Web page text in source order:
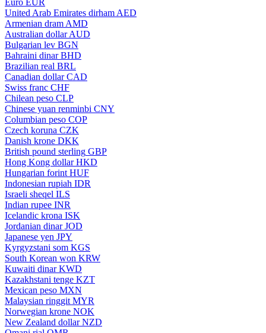
Euro EUR
United Arab Emirates dirham AED
Armenian dram AMD
Australian dollar AUD
Bulgarian lev BGN
Bahraini dinar BHD
Brazilian real BRL
Canadian dollar CAD
Swiss franc CHF
Chilean peso CLP
Chinese yuan renminbi CNY
Columbian peso COP
Czech koruna CZK
Danish krone DKK
British pound sterling GBP
Hong Kong dollar HKD
Hungarian forint HUF
Indonesian rupiah IDR
Israeli sheqel ILS
Indian rupee INR
Icelandic krona ISK
Jordanian dinar JOD
Japanese yen JPY
Kyrgyzstani som KGS
South Korean won KRW
Kuwaiti dinar KWD
Kazakhstani tenge KZT
Mexican peso MXN
Malaysian ringgit MYR
Norwegian krone NOK
New Zealand dollar NZD